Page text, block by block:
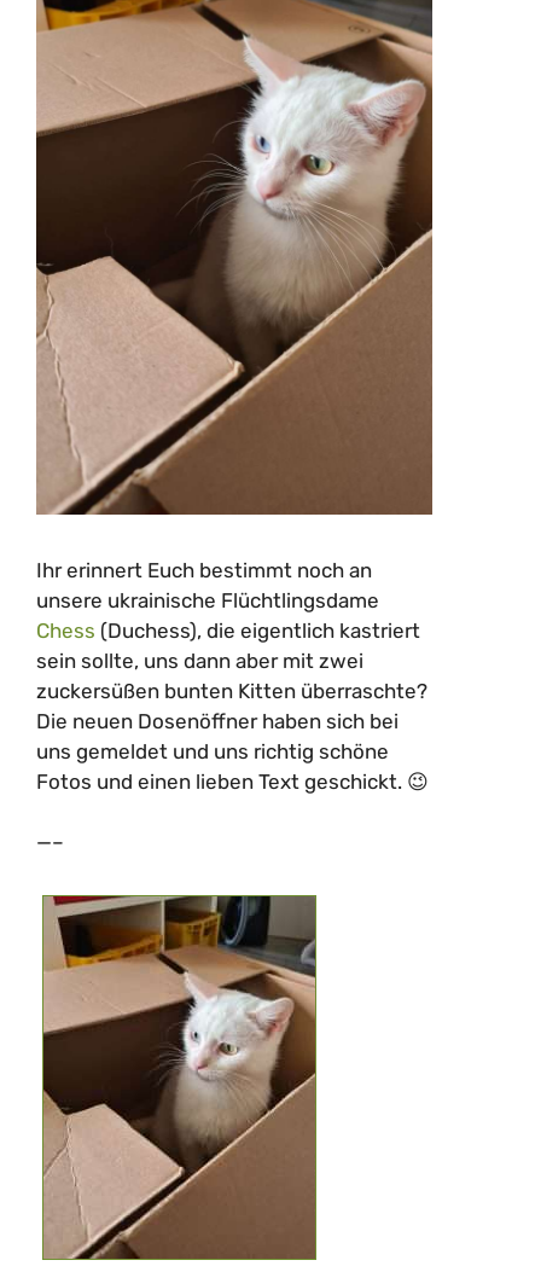
Ihr erinnert Euch bestimmt noch an
unsere ukrainische Flüchtlingsdame
Chess (Duchess), die eigentlich kastriert
sein sollte, uns dann aber mit zwei
zuckersüßen bunten Kitten überraschte?
Die neuen Dosenöffner haben sich bei
uns gemeldet und uns richtig schöne
Fotos und einen lieben Text geschickt. 😉
—–